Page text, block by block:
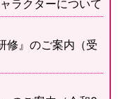
ラクターについて
修』のご案内（受